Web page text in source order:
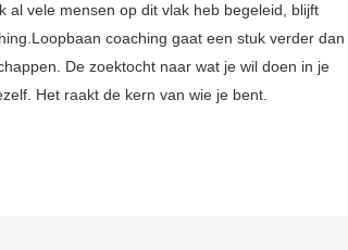
al vele mensen op dit vlak heb begeleid, blijft
coaching gaat een stuk verder dan
De zoektocht naar wat je wil doen in je
Het raakt de kern van wie je bent.